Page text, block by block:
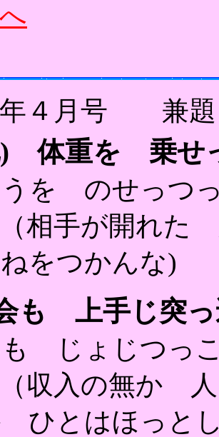
年４月号 兼
体重を 乗せ
うを のせっつ
（相手が開れ
をつかんな)
も 上手じ突
も じょじつっ
（収入の無か
ひとはほっと